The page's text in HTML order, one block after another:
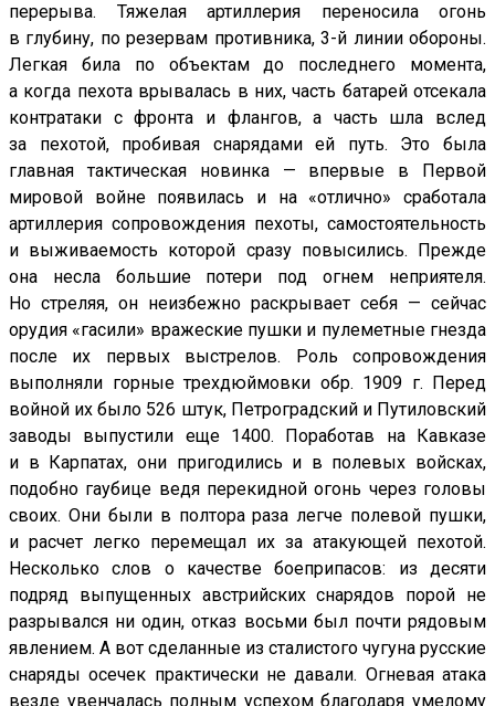
перерыва. Тяжелая артиллерия переносила огонь
в глубину, по резервам противника, 3-й линии обороны.
Легкая била по объектам до последнего момента,
а когда пехота врывалась в них, часть батарей отсекала
контратаки с фронта и флангов, а часть шла вслед
за пехотой, пробивая снарядами ей путь. Это была
главная тактическая новинка — впервые в Первой
мировой войне появилась и на «отлично» сработала
артиллерия сопровождения пехоты, самостоятельность
и выживаемость которой сразу повысились. Прежде
она несла большие потери под огнем неприятеля.
Но стреляя, он неизбежно раскрывает себя — сейчас
орудия «гасили» вражеские пушки и пулеметные гнезда
после их первых выстрелов. Роль сопровождения
выполняли горные трехдюймовки обр. 1909 г. Перед
войной их было 526 штук, Петроградский и Путиловский
заводы выпустили еще 1400. Поработав на Кавказе
и в Карпатах, они пригодились и в полевых войсках,
подобно гаубице ведя перекидной огонь через головы
своих. Они были в полтора раза легче полевой пушки,
и расчет легко перемещал их за атакующей пехотой.
Несколько слов о качестве боеприпасов: из десяти
подряд выпущенных австрийских снарядов порой не
разрывался ни один, отказ восьми был почти рядовым
явлением. А вот сделанные из сталистого чугуна русские
снаряды осечек практически не давали. Огневая атака
везде увенчалась полным успехом благодаря умелому